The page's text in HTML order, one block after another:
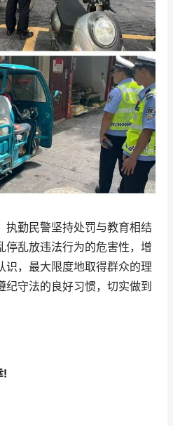
勤民警坚持处罚与教育相结
停乱放违法行为的危害性，增
识，最大限度地取得群众的理
守法的良好习惯，切实做到
!